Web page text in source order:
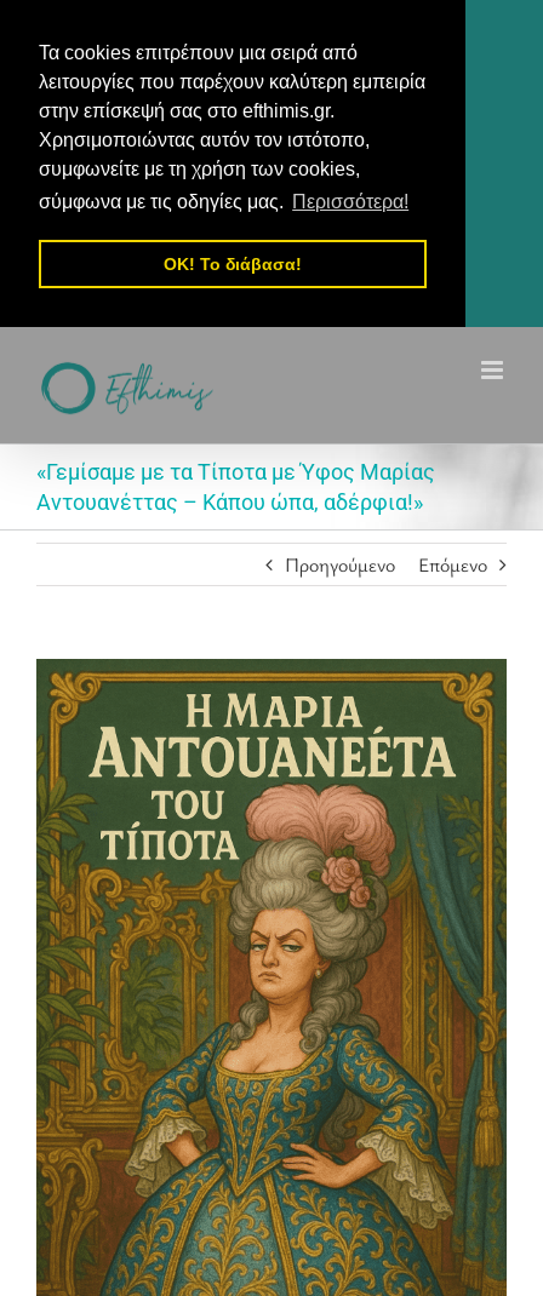
Τα cookies επιτρέπουν μια σειρά από
λειτουργίες που παρέχουν καλύτερη εμπειρία
στην επίσκεψή σας στο efthimis.gr.
Χρησιμοποιώντας αυτόν τον ιστότοπο,
συμφωνείτε με τη χρήση των cookies,
σύμφωνα με τις οδηγίες μας. Περισσότερα!
OK! Το διάβασα!
περιεχόμενο
«Γεμίσαμε με τα Τίποτα με Ύφος Μαρίας
Αντουανέττας – Κάπου ώπα, αδέρφια!»
Προηγούμενο Επόμενο
Προβολή
μεγαλύτερης
εικόνας